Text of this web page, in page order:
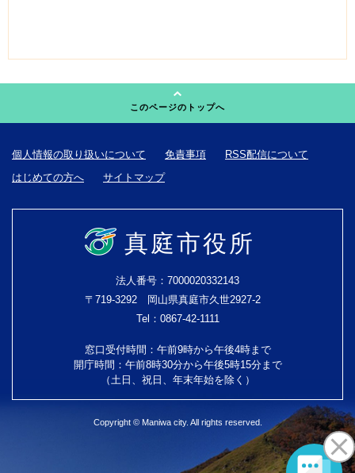
このページのトップへ
個人情報の取り扱いについて 免責事項
RSS配信について
はじめての方へ
サイトマップ
真庭市役所
法人番号：7000020332143
〒719-3292 岡山県真庭市久世2927-2
Tel：0867-42-1111
窓口受付時間：午前9時から午後4時まで
開庁時間：午前8時30分から午後5時15分まで
（土日、祝日、年末年始を除く）
Copyright © Maniwa city. All rights reserved.